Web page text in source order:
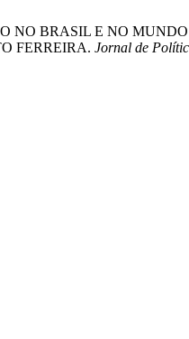
NO BRASIL E NO
FERREIRA. Jornal de